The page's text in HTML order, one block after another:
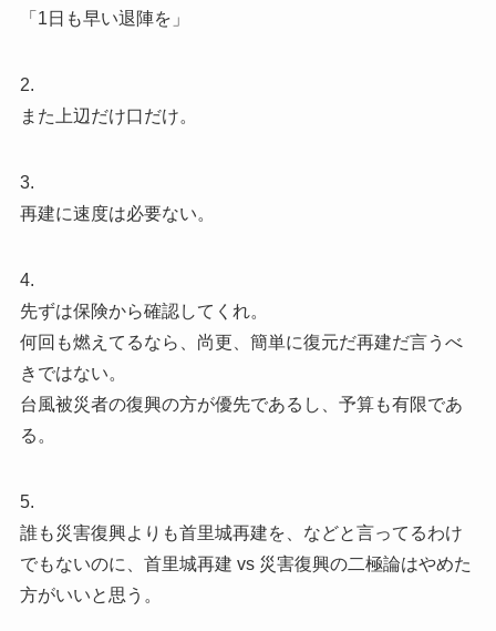
「1日も早い退陣を」
2.
また上辺だけ口だけ。
3.
再建に速度は必要ない。
4.
先ずは保険から確認してくれ。
何回も燃えてるなら、尚更、簡単に復元だ再建だ言うべ
きではない。
台風被災者の復興の方が優先であるし、予算も有限であ
る。
5.
誰も災害復興よりも首里城再建を、などと言ってるわけ
でもないのに、首里城再建 vs 災害復興の二極論はやめた
方がいいと思う。